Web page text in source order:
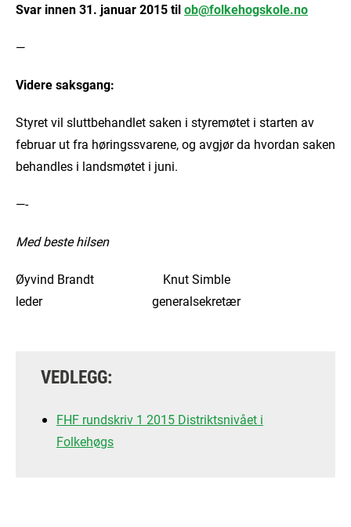
Svar innen 31. januar 2015 tilob@folkehogskole.no
—
Videre saksgang:
Styret vil sluttbehandlet saken i styremøtet i starten av
februar ut fra høringssvarene, og avgjør da hvordan saken
behandles i landsmøtet i juni.
—-
Med beste hilsen
Øyvind Brandt Knut Simble
leder generalsekretær
VEDLEGG:
FHF rundskriv 1 2015 Distriktsnivået i
Folkehøgs